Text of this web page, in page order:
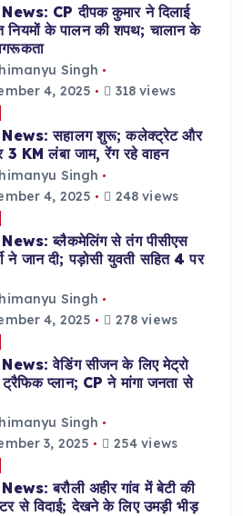
CP दीपक कुमार ने दिलाई
नियमों के पालन की शपथ; चालान के
Singh
4, 2025
318 views
सहालग शुरू; कलेक्ट्रेट और
3 KM लंबा जाम, रेंग रहे वाहन
Singh
4, 2025
248 views
ब्लैकमेलिंग से तंग पीसीएस
ने जान दी; पड़ोसी युवती सहित 4 पर
Singh
4, 2025
278 views
वेडिंग सीजन के लिए मेट्रो
प्लान; CP ने मांगा जनता से
Singh
3, 2025
254 views
बरौली अहीर गांव में बेटी की
से विदाई; देखने के लिए उमड़ी भीड़